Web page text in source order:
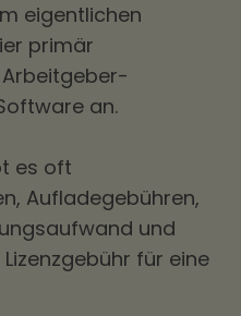
eigentlichen
primär
an.
es oft
Aufladegebühren,
und
für eine